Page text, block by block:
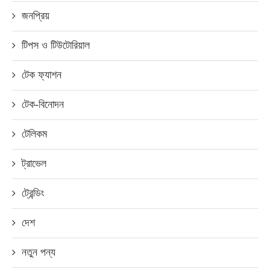
জনপ্রিয়
টিপস ও টিউটোরিয়াল
টেক ফ্যাশন
টেক-বিনোদন
টেলিকম
ট্রাভেল
ট্রেন্ডিং
দেশ
নতুন পন্য